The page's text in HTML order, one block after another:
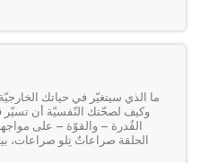
‏ما الذي سيتغيّر في حياتك
وكيف لصحّتك النّفسيّة أن تسيّر
القُدرة — والقوّة — على
الحلقة صراعاتٌ تِلو صراعات،